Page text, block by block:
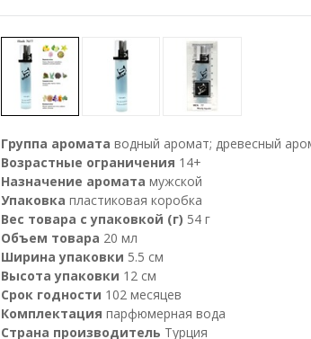
Группа аромата водный аромат; древесный
Возрастные ограничения 14+
Назначение аромата мужской
Упаковка пластиковая коробка
Вес товара с упаковкой (г) 54 г
Объем товара 20 мл
Ширина упаковки 5.5 см
Высота упаковки 12 см
Срок годности 102 месяцев
Комплектация парфюмерная вода
Страна производитель Турция